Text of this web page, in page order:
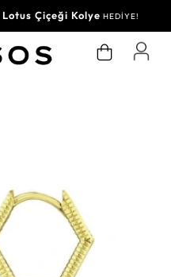
Lotus Çiçeği Kolye HEDİYE!